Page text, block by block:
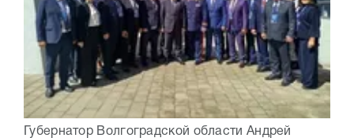
Губернатор Волгоградской области Андрей